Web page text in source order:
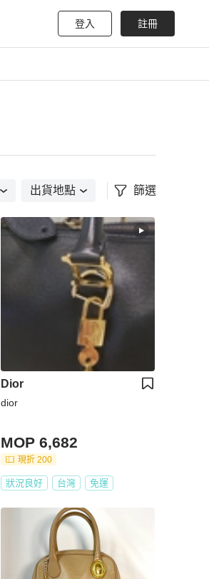
登入 註冊
出貨地點 篩選
Dior
dior
MOP 6,682
現折 200
狀況良好 台灣 免運